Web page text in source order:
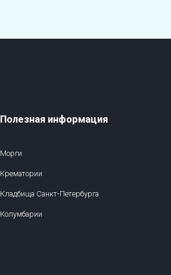
Полезная информация
Морги
Крематории
Кладбища Санкт-Петербурга
Колумбарии